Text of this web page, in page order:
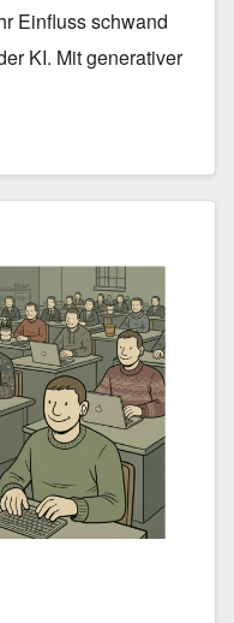
Einfluss schwand
KI. Mit generativer